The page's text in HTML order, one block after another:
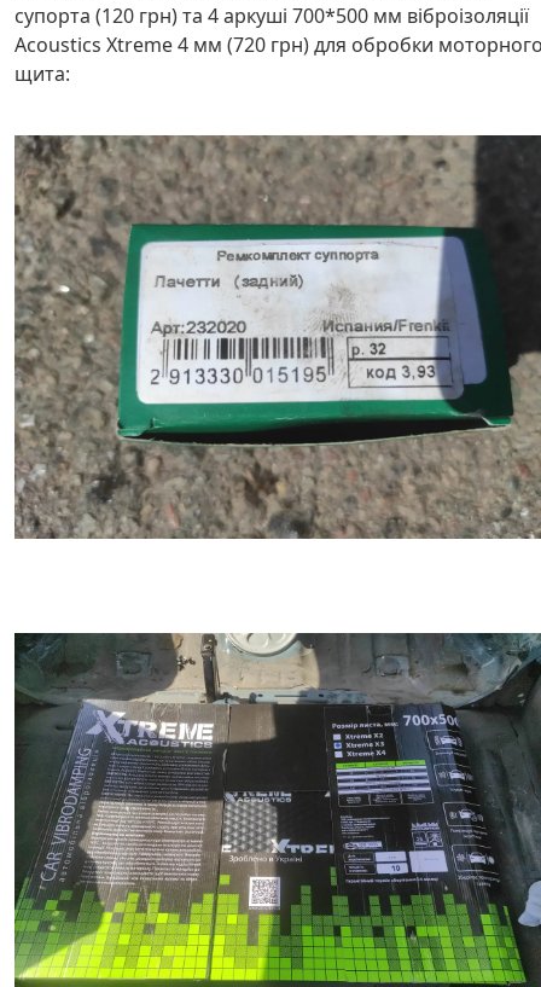
супорта (120 грн) та 4 аркуші 700*500 мм віброізоляції
Acoustics Xtreme 4 мм (720 грн) для обробки
щита: